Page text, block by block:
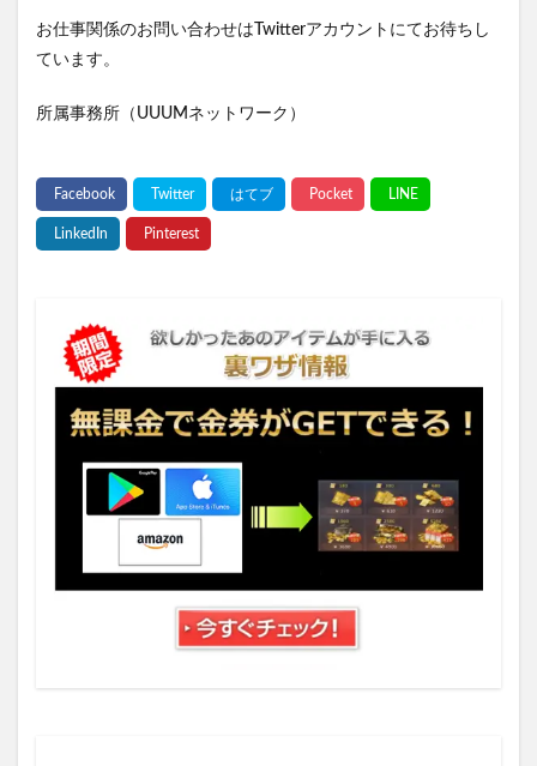
お仕事関係のお問い合わせはTwitterアカウントにてお待ちし
ています。
所属事務所（UUUMネットワーク）